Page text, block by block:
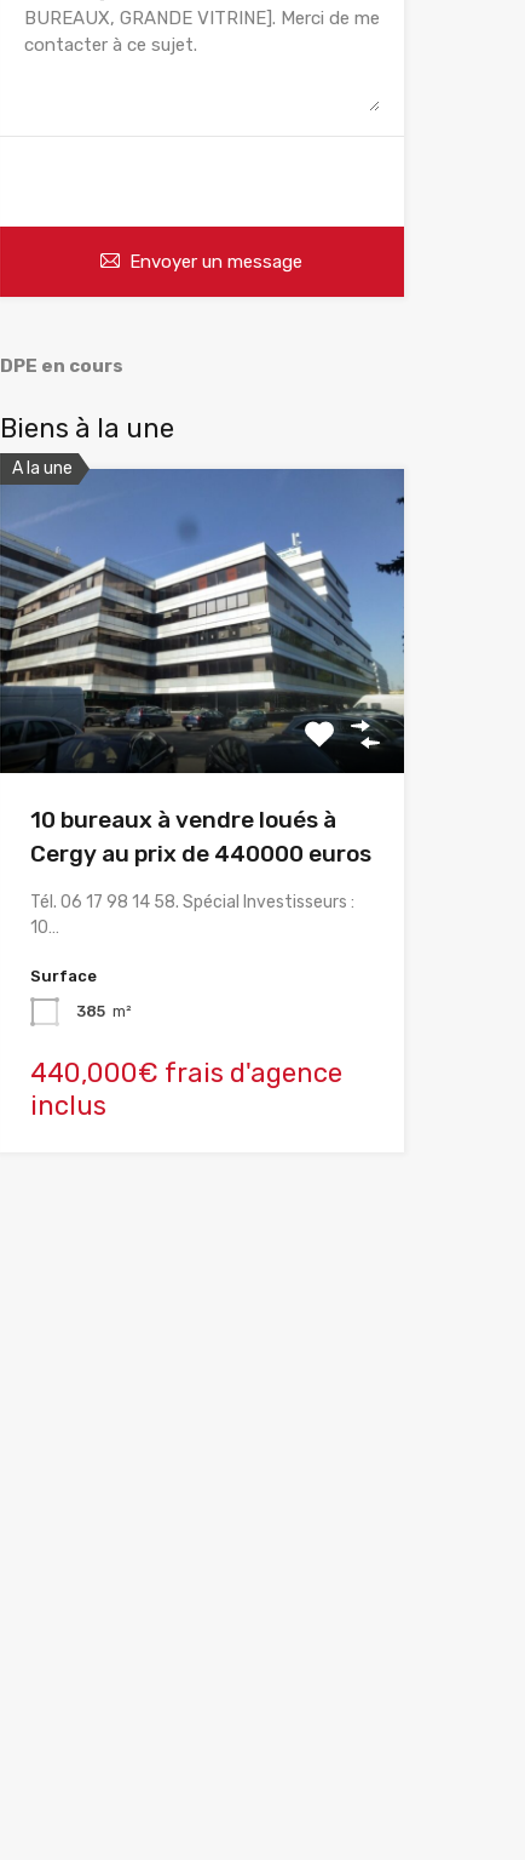
Envoyer un message
DPE en cours
Biens à la une
A la une
10 bureaux à vendre loués à
Cergy au prix de 440000 euros
Tél. 06 17 98 14 58. Spécial Investisseurs :
10…
Surface
385 m²
440,000€ frais d'agence
inclus